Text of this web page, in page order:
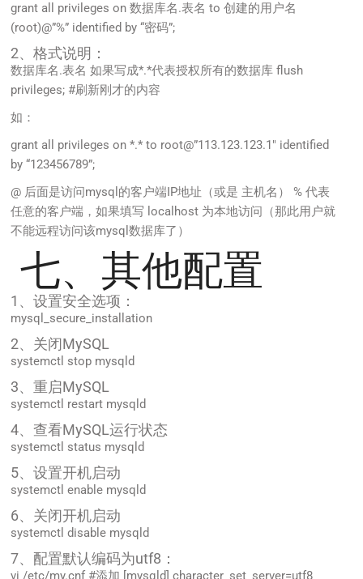
grant all privileges on 数据库名.表名 to 创建的用户名
(root)@”%” identified by “密码”;
2、格式说明：
数据库名.表名 如果写成*.*代表授权所有的数据库 flush
privileges; #刷新刚才的内容
如：
grant all privileges on *.* to root@”113.123.123.1″ identified
by “123456789”;
@ 后面是访问mysql的客户端IP地址（或是 主机名） % 代表
任意的客户端，如果填写 localhost 为本地访问（那此用户就
不能远程访问该mysql数据库了）
七、其他配置
1、设置安全选项：
mysql_secure_installation
2、关闭MySQL
systemctl stop mysqld
3、重启MySQL
systemctl restart mysqld
4、查看MySQL运行状态
systemctl status mysqld
5、设置开机启动
systemctl enable mysqld
6、关闭开机启动
systemctl disable mysqld
7、配置默认编码为utf8：
vi /etc/my.cnf #添加 [mysqld] character_set_server=utf8